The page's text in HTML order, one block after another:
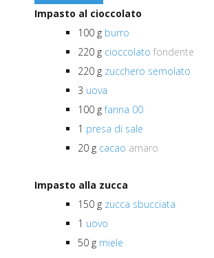
Impasto al cioccolato
100 g burro
220 g cioccolato fondente
220 g zucchero semolato
3 uova
100 g farina 00
1 presa di sale
20 g cacao amaro
Impasto alla zucca
150 g zucca sbucciata
1 uovo
50 g miele